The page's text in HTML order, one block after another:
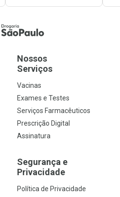
Home
Nossos
Serviços
Vacinas
Exames e Testes
Serviços Farmacêuticos
Prescrição Digital
Assinatura
Segurança e
Privacidade
Política de Privacidade